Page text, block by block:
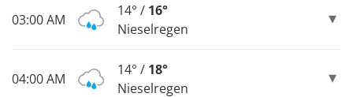
03:00 AM
14° / 16°
Nieselregen
04:00 AM
14° / 18°
Nieselregen